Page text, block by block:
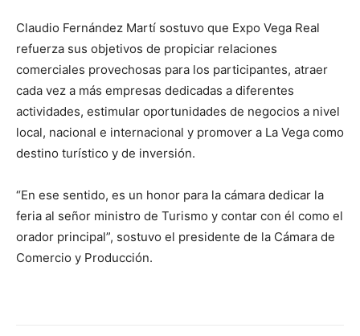
Claudio Fernández Martí sostuvo que Expo Vega Real
refuerza sus objetivos de propiciar relaciones
comerciales provechosas para los participantes, atraer
cada vez a más empresas dedicadas a diferentes
actividades, estimular oportunidades de negocios a nivel
local, nacional e internacional y promover a La Vega como
destino turístico y de inversión.
“En ese sentido, es un honor para la cámara dedicar la
feria al señor ministro de Turismo y contar con él como el
orador principal”, sostuvo el presidente de la Cámara de
Comercio y Producción.